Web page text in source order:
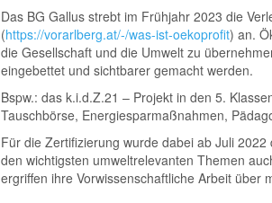
Das BG Gallus strebt im Frühjahr 2023 die
(https://vorarlberg.at/-/was-ist-oekoprofit) an.
die Gesellschaft und die Umwelt zu
eingebettet und sichtbarer gemacht werden.
Bspw.: das k.i.d.Z.21 – Projekt in den 5.
Tauschbörse, Energiesparmaßnahmen,
Für die Zertifizierung wurde dabei ab Juli
den wichtigsten umweltrelevanten Themen
ergriffen ihre Vorwissenschaftliche Arbeit über